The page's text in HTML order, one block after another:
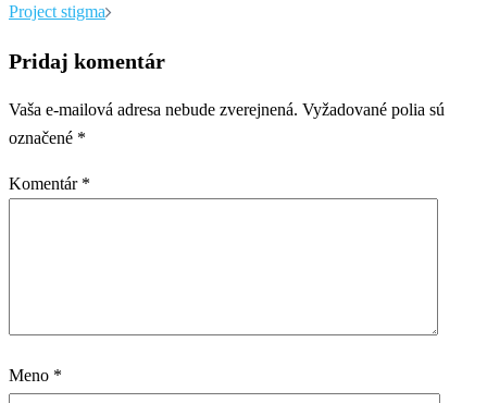
Project stigma
Pridaj komentár
Vaša e-mailová adresa nebude zverejnená. Vyžadované polia sú
označené *
Komentár *
Meno *